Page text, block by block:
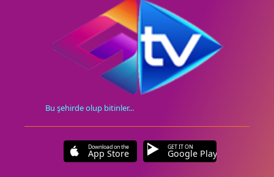
Bu şehirde olup bitinler...
Download on the
App Store
GET IT ON
Google Play